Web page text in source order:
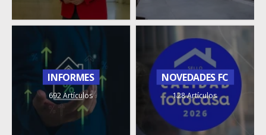
INFORMES
692 Artículos
NOVEDADES FC
128 Artículos